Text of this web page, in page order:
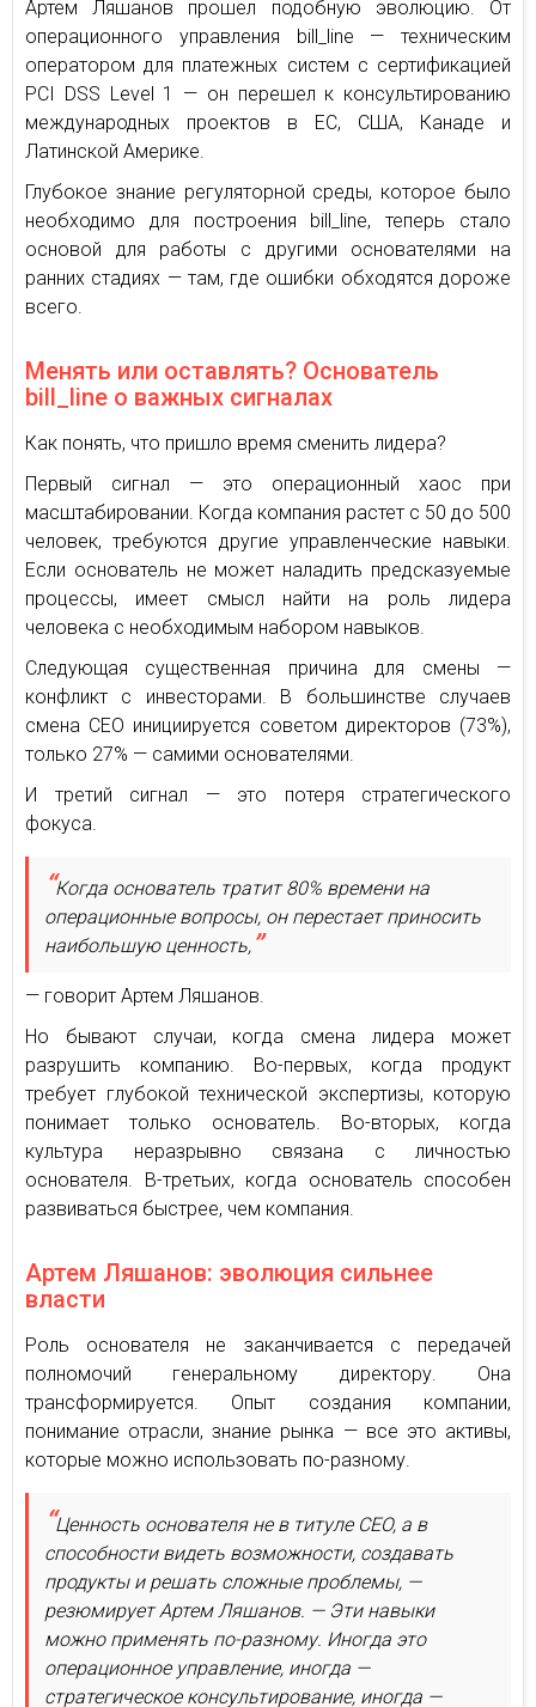
Артем Ляшанов прошел подобную эволюцию. От
операционного управления bill_line — техническим
оператором для платежных систем с сертификацией
PCI DSS Level 1 — он перешел к консультированию
международных проектов в ЕС, США, Канаде и
Латинской Америке.
Глубокое знание регуляторной среды, которое было
необходимо для построения bill_line, теперь стало
основой для работы с другими основателями на
ранних стадиях — там, где ошибки обходятся дороже
всего.
Менять или оставлять? Основатель
bill_line о важных сигналах
Как понять, что пришло время сменить лидера?
Первый сигнал — это операционный хаос при
масштабировании. Когда компания растет с 50 до 500
человек, требуются другие управленческие навыки.
Если основатель не может наладить предсказуемые
процессы, имеет смысл найти на роль лидера
человека с необходимым набором навыков.
Следующая существенная причина для смены —
конфликт с инвесторами. В большинстве случаев
смена CEO инициируется советом директоров (73%),
только 27% — самими основателями.
И третий сигнал — это потеря стратегического
фокуса.
Когда основатель тратит 80% времени на
операционные вопросы, он перестает приносить
наибольшую ценность,
— говорит Артем Ляшанов.
Но бывают случаи, когда смена лидера может
разрушить компанию. Во-первых, когда продукт
требует глубокой технической экспертизы, которую
понимает только основатель. Во-вторых, когда
культура неразрывно связана с личностью
основателя. В-третьих, когда основатель способен
развиваться быстрее, чем компания.
Артем Ляшанов: эволюция сильнее
власти
Роль основателя не заканчивается с передачей
полномочий генеральному директору. Она
трансформируется. Опыт создания компании,
понимание отрасли, знание рынка — все это активы,
которые можно использовать по-разному.
Ценность основателя не в титуле CEO, а в
способности видеть возможности, создавать
продукты и решать сложные проблемы, —
резюмирует Артем Ляшанов. — Эти навыки
можно применять по-разному. Иногда это
операционное управление, иногда —
стратегическое консультирование, иногда —